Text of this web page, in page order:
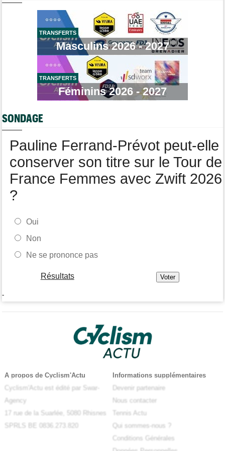
Tour de France Femmes
Demi Vollering gagne la 8e étape et prend le maillot jaune
08/08
Web-série : "Course toujours, dans les coulisses de la FDJ
United Series"
Route
Robert Gesink : "Le cyclisme moderne est beaucoup plus
propre..."
Joao Almeida a dû abandonner après une chute
TRANSFERTS
Masculins 2026 - 2027
TRANSFERTS
Féminins 2026 - 2027
SONDAGE
Pauline Ferrand-Prévot peut-elle
conserver son titre sur le Tour de
France Femmes avec Zwift 2026
?
Oui
Non
Ne se prononce pas
Résultats
-
A propos de Cyclism'Actu
Cyclism'Actu est édité par Swar-
Agency
17 rue de la Suarlée, 5080 Rhisnes
SPRLS BE 0836.273.820
Informations supplémentaires
Devenir partenaire
Nous contacter
Tennis Actu
Qui sommes-nous ?
Conditions Générales